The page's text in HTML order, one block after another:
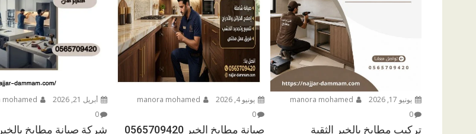
يونيو 17, 2026
0
تركيب مطابخ بالخبر الثقبة
يونيو 4, 2026
0
صيانة مطابخ الخبر 0565709420
أبريل 21, 2026
0
شركة صيانة مطابخ بالخبر